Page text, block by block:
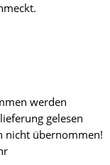
werden
gelesen
nicht übernommen!